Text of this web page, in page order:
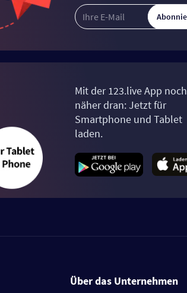
Mit der 123.live App noch
näher dran: Jetzt für
Smartphone und Tablet
laden.
Über das Unternehmen